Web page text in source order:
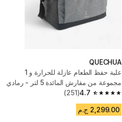
QUECHUA
علبة حفظ الطعام عازلة للحرارة و 1
مجموعة من مفارش المائدة 5 لتر - رمادي
4.7
4.7 out of 5 stars from 251 reviews
(251)
2,299.00 ج.م